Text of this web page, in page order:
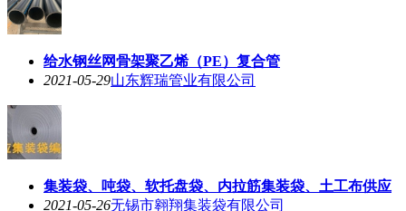
给水钢丝网骨架聚乙烯（PE）复合管
2021-05-29山东辉瑞管业有限公司
集装袋、吨袋、软托盘袋、内拉筋集装袋、土工布供应
2021-05-26无锡市翱翔集装袋有限公司